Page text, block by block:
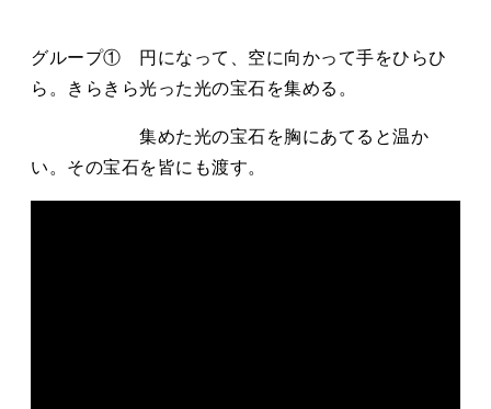
グループ① 円になって、空に向かって手をひらひ
ら。きらきら光った光の宝石を集める。
集めた光の宝石を胸にあてると温か
い。その宝石を皆にも渡す。